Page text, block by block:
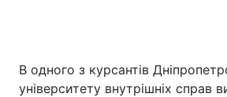
В одного з курсантів
університету внутрішніх справ